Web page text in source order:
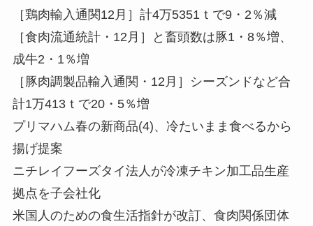
［鶏肉輸入通関12月］計4万5351ｔで9・2％減
［食肉流通統計・12月］と畜頭数は豚1・8％増、
成牛2・1％増
［豚肉調製品輸入通関・12月］シーズンドなど合
計1万413ｔで20・5％増
プリマハム春の新商品(4)、冷たいまま食べるから
揚げ提案
ニチレイフーズタイ法人が冷凍チキン加工品生産
拠点を子会社化
米国人のための食生活指針が改訂、食肉関係団体